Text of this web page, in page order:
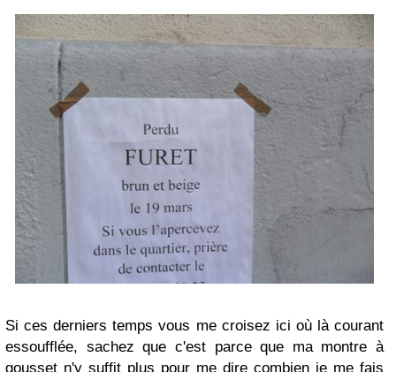
Si ces derniers temps vous me croisez ici où là courant
essoufflée, sachez que c'est parce que ma montre à
gousset n'y suffit plus pour me dire combien je me fais